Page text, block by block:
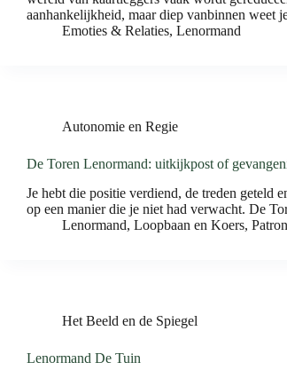
aanhankelijkheid, maar diep vanbinnen weet
Emoties & Relaties, Lenormand
Autonomie en Regie
De Toren Lenormand: uitkijkpost of
Je hebt die positie verdiend, de treden geteld
op een manier die je niet had verwacht. De
Lenormand, Loopbaan en Koers,
Het Beeld en de Spiegel
Lenormand De Tuin